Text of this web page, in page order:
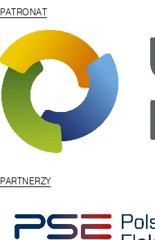
PATRONAT
PARTNERZY